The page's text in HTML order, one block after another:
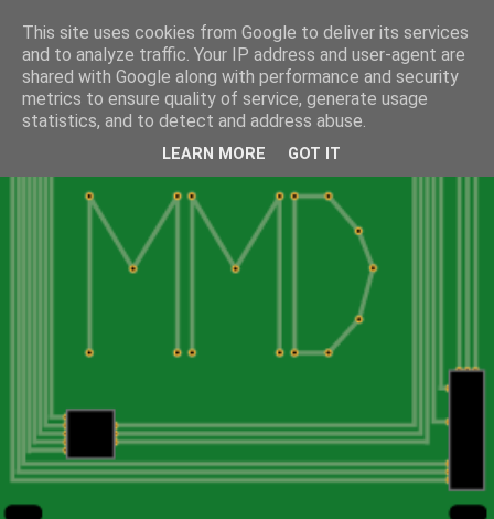
This site uses cookies from Google to deliver its services
and to analyze traffic. Your IP address and user-agent are
shared with Google along with performance and security
metrics to ensure quality of service, generate usage
statistics, and to detect and address abuse.
LEARN MORE GOT IT